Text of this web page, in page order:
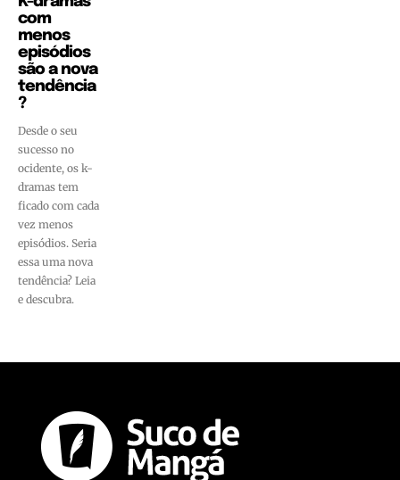
com
menos
episódios
são a nova
tendência
?
Desde o seu
sucesso no
ocidente, os k-
dramas tem
ficado com cada
vez menos
episódios. Seria
essa uma nova
tendência? Leia
e descubra.